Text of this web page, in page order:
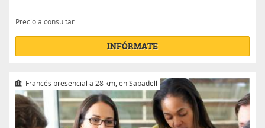
Precio a consultar
INFÓRMATE
Francés presencial a 28 km, en Sabadell